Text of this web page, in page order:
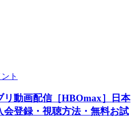
ト
リ動画配信［HBOmax］日本
会登録・視聴方法・無料お試